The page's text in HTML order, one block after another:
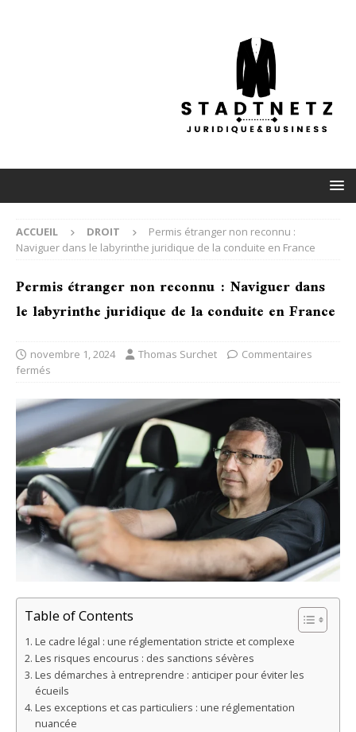
ACCUEIL DROIT
Permis étranger non reconnu :
Naviguer dans le labyrinthe juridique de la conduite en France
Permis étranger non reconnu : Naviguer dans
le labyrinthe juridique de la conduite en France
novembre 1, 2024 Thomas Surchet
Commentaires
fermés
Table of Contents
Le cadre légal : une réglementation stricte et complexe
Les risques encourus : des sanctions sévères
Les démarches à entreprendre : anticiper pour éviter les
écueils
Les exceptions et cas particuliers : une réglementation
nuancée